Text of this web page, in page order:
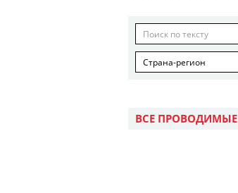
Страна-регион
ВСЕ ПРОВОДИМЫЕ